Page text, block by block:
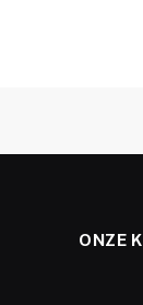
ONZE